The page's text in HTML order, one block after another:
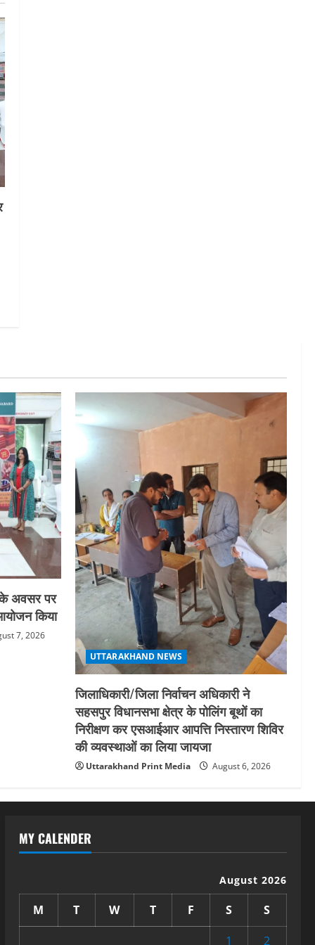
के अवसर पर
किया
7, 2026
UTTARAKHAND NEWS
जिलाधिकारी/जिला निर्वाचन अधिकारी ने
सहसपुर विधानसभा क्षेत्र के पोलिंग बूथों का
निरीक्षण कर एसआईआर आपत्ति निस्तारण शिविर
की व्यवस्थाओं का लिया जायजा
Uttarakhand Print Media August 6, 2026
MY CALENDER
August 2026
M T W T F S
S
1
2